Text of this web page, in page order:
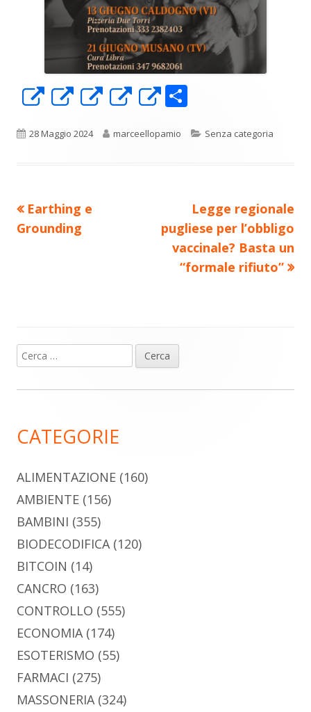
Apre
una
Apre
una
Apre
una
Apre
una
Apre
una
n
di
Pubblicato
28 Maggio 2024 Autore
marceellopamio Categorie
Senza categoria
Navigazione
articoli
Precedente
articolo:
Earthing e
Grounding
Nuovo
articolo:
Legge regionale
pugliese per l’obbligo
vaccinale? Basta un
“formale rifiuto”
Barra
laterale
Ricerca
per:
CATEGORIE
ALIMENTAZIONE (160)
AMBIENTE (156)
BAMBINI (355)
BIODECODIFICA (120)
BITCOIN (14)
CANCRO (163)
CONTROLLO (555)
ECONOMIA (174)
ESOTERISMO (55)
FARMACI (275)
MASSONERIA (324)